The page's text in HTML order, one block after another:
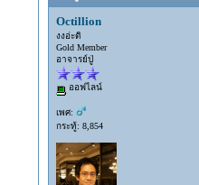
Octillion
งงอ่ะดิ
Gold Member
อาจารย์ปู่
ออฟไลน์
เพศ:
กระทู้: 8,854